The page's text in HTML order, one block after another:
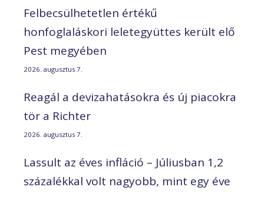
Felbecsülhetetlen értékű
honfoglaláskori leletegyüttes került elő
Pest megyében
2026. augusztus 7.
Reagál a devizahatásokra és új piacokra
tör a Richter
2026. augusztus 7.
Lassult az éves infláció – Júliusban 1,2
százalékkal volt nagyobb, mint egy éve